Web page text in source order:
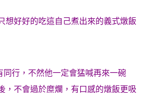
想好好的吃這自己煮出來的義式燉飯
同行，不然他一定會猛喊再來一碗
，不會過於糜爛，有口感的燉飯更吸